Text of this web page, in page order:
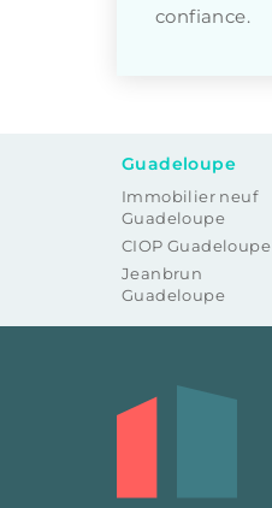
confiance.
Guadeloupe
Immobilier neuf
Guadeloupe
CIOP Guadeloupe
Jeanbrun
Guadeloupe